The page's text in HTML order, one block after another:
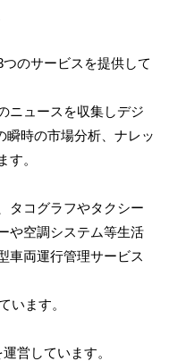
のサービスを提供して
ニュースを収集しデジ
時の市場分析、 ナレッ
す。
タコグラフやタクシー
や空調システム等生活
車両運行管理サービス
います。
営しています。